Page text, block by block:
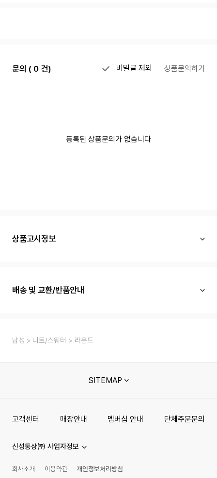
문의 ( 0 건) 비밀글 제외 상품문의하기
등록된 상품문의가 없습니다
상품고시정보
배송 및 교환/반품안내
남성 니트/스웨터 라운드
SITEMAP
고객센터 매장안내 멤버십 안내 단체주문문의
신성통상㈜ 사업자정보
회사소개 이용약관
개인정보처리방침